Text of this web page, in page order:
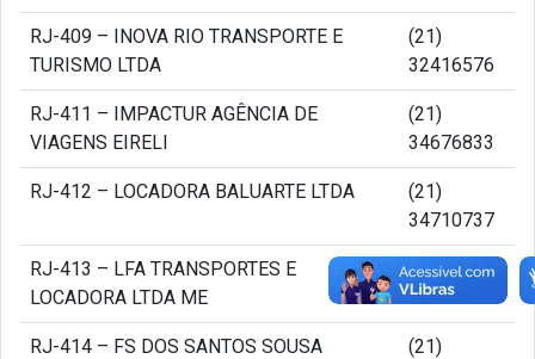
RJ-409 – INOVA RIO TRANSPORTE E
TURISMO LTDA
(21)
32416576
RJ-411 – IMPACTUR AGÊNCIA DE
VIAGENS EIRELI
(21)
34676833
RJ-412 – LOCADORA BALUARTE LTDA
(21)
34710737
RJ-413 – LFA TRANSPORTES E
LOCADORA LTDA ME
(24)
22634272
RJ-414 – FS DOS SANTOS SOUSA
(21)